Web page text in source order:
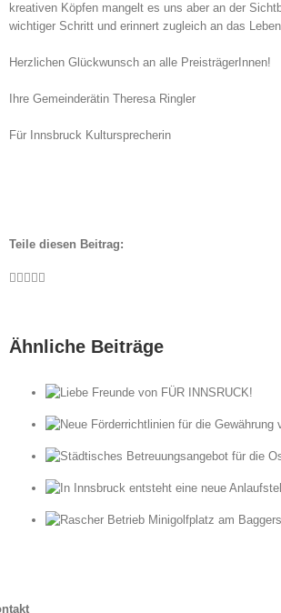
kreativen Köpfen mangelt es uns aber an der
wichtiger Schritt und erinnert zugleich an das
Herzlichen Glückwunsch an alle PreisträgerInnen!
Ihre Gemeinderätin Theresa Ringler
Für Innsbruck Kultursprecherin
Teile diesen Beitrag:
Facebook
Twitter
LinkedIn
WhatsApp
Ähnliche Beiträge